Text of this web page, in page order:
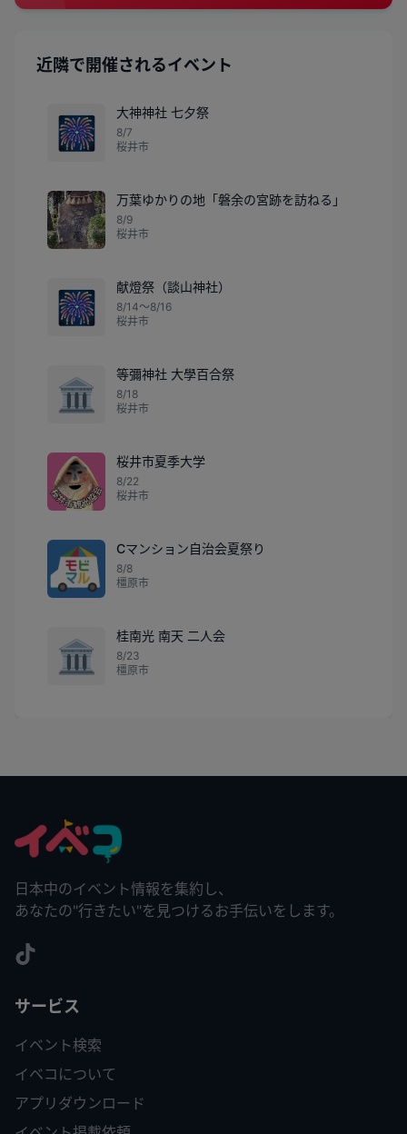
近隣で開催されるイベント
🎆
大神神社 七夕祭
8/7
桜井市
万葉ゆかりの地「磐余の宮跡を訪ねる」
8/9
桜井市
🎆
献燈祭（談山神社）
8/14〜8/16
桜井市
🏛️
等彌神社 大學百合祭
8/18
桜井市
桜井市夏季大学
8/22
桜井市
Cマンション自治会夏祭り
8/8
橿原市
🏛️
桂南光 南天 二人会
8/23
橿原市
日本中のイベント情報を集約し、
あなたの"行きたい"を見つけるお手伝いをします。
サービス
イベント検索
イベコについて
アプリダウンロード